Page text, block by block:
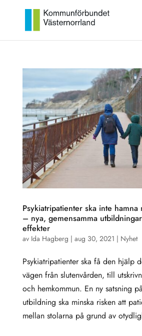
Psykiatripatienter ska inte hamna
– nya, gemensamma
effekter
av Ida Hagberg | aug 30, 2021 | Nyhet
Psykiatripatienter ska få den hjälp
vägen från slutenvården, till
och hemkommun. En ny satsning
utbildning ska minska risken att
mellan stolarna på grund av